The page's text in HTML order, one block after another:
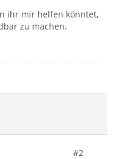
ihr mir helfen könntet,
zu machen.
#2